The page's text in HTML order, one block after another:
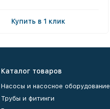
Купить в 1 клик
Каталог товаров
Насосы и насосное оборудование
Трубы и фитинги